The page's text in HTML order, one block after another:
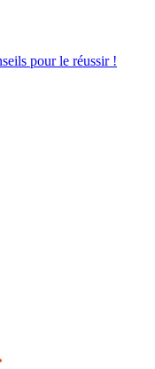
pour le réussir !